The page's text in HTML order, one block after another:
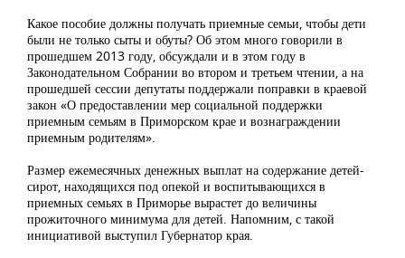
Какое пособие должны получать приемные семьи, чтобы дети
были не только сыты и обуты? Об этом много говорили в
прошедшем 2013 году, обсуждали и в этом году в
Законодательном Собрании во втором и третьем чтении, а на
прошедшей сессии депутаты поддержали поправки в краевой
закон «О предоставлении мер социальной поддержки
приемным семьям в Приморском крае и вознаграждении
приемным родителям».
Размер ежемесячных денежных выплат на содержание детей-
сирот, находящихся под опекой и воспитывающихся в
приемных семьях в Приморье вырастет до величины
прожиточного минимума для детей. Напомним, с такой
инициативой выступил Губернатор края.